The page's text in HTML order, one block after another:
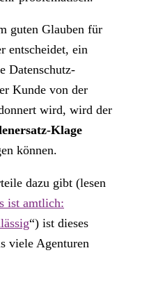
guten Glauben für
entscheidet, ein
Datenschutz-
Kunde von der
wird, wird der
Klage
können.
dazu gibt (lesen
ist amtlich:
“) ist dieses
viele Agenturen